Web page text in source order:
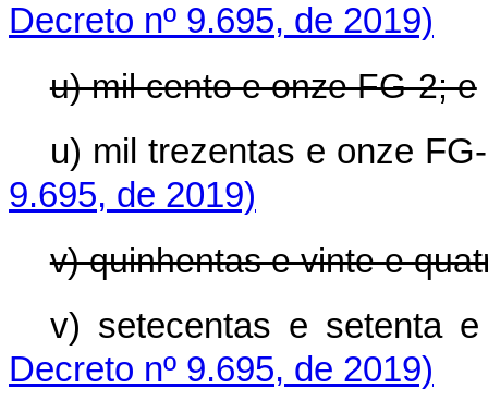
Decreto nº 9.695, de 2019)
u) mil cento e onze FG-2; e
u) mil trezentas e onze
9.695, de 2019)
v) quinhentas e vinte e
v) setecentas e setenta
Decreto nº 9.695, de 2019)